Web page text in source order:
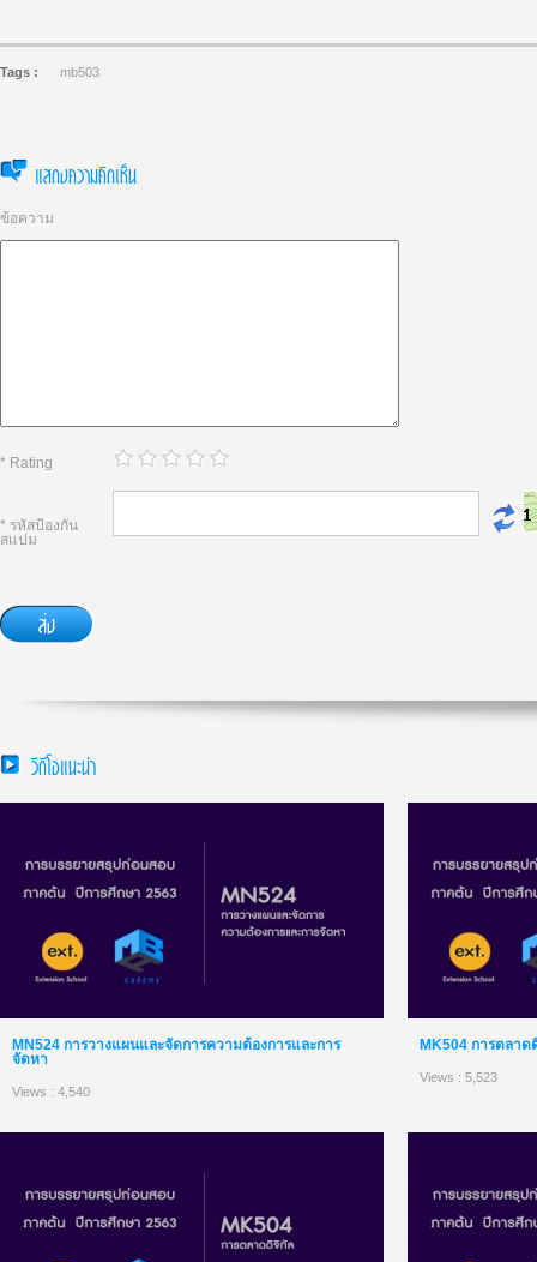
Tags : mb503
แสดงความคิดเห็น
ข้อความ
* Rating
* รหัสป้องกัน
สแปม
วีดีโอแนะนำ
MN524 การวางแผนและจัดการความต้องการและการ
จัดหา
Views : 4,540
MK504 การตลา
Views : 5,523